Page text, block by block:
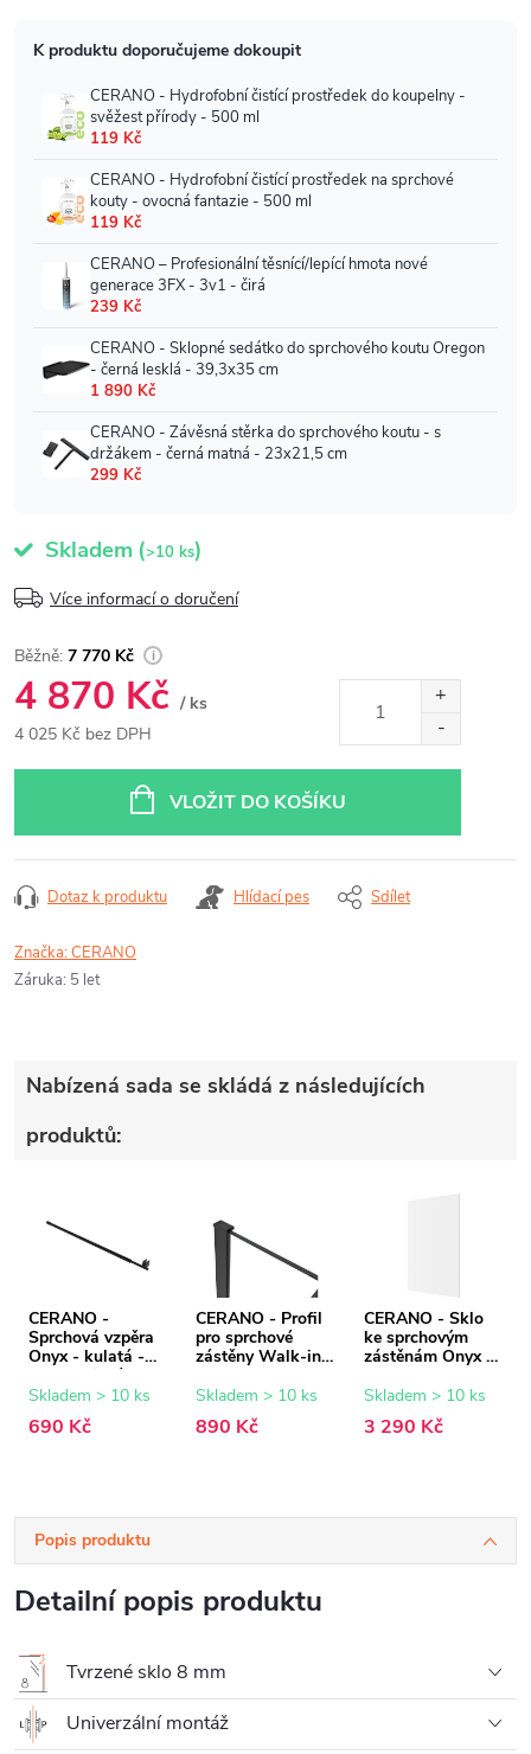
Skladem (>10 ks)
Více informací o doručení
7 770 Kč
4 870 Kč / ks
4 025 Kč bez DPH
VLOŽIT DO KOŠÍKU
Dotaz k produktu Hlídací pes Sdílet
Značka:CERANO
Záruka: 5 let
Nabízená sada se skládá z následujících
produktů:
CERANO -
Sprchová vzpěra
Onyx - kulatá -
teleskopická -
černá matná - 77-
Skladem > 10 ks
690 Kč
CERANO - Profil
pro sprchové
zástěny Walk-in
černá matná - 15
Skladem > 10 ks
890 Kč
CERANO - Sklo
ke sprchovým
zástěnám Onyx -
transparentní sklo
- 100x200 cm
Skladem > 10 ks
3 290 Kč
Popis produktu
Detailní popis produktu
Tvrzené sklo 8 mm
Univerzální montáž